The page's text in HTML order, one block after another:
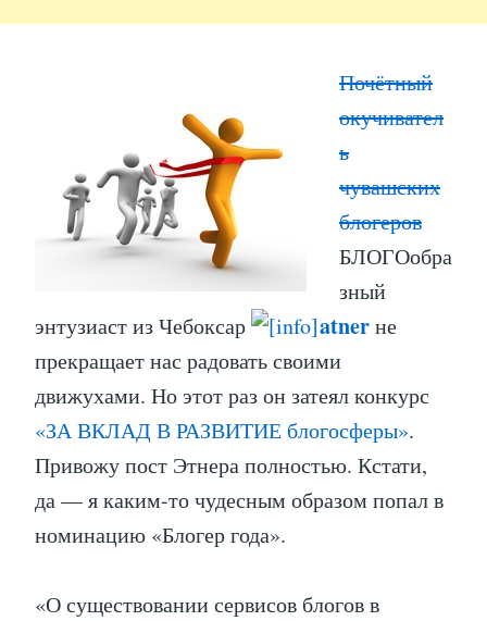
Почётный
окучивател
ь
чувашских
блогеров
БЛОГОобра
зный
энтузиаст из Чебоксар
atnerне
прекращает нас радовать своими
движухами. Но этот раз он затеял конкурс
«ЗА ВКЛАД В РАЗВИТИЕ блогосферы».
Привожу пост Этнера полностью. Кстати,
да — я каким-то чудесным образом попал в
номинацию «Блогер года».
«О существовании сервисов блогов в